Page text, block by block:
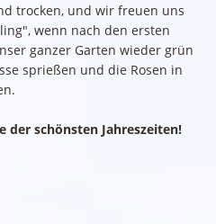
trocken, und wir freuen uns
wenn nach den ersten
ganzer Garten wieder grün
sprießen und die Rosen in
der schönsten Jahreszeiten!